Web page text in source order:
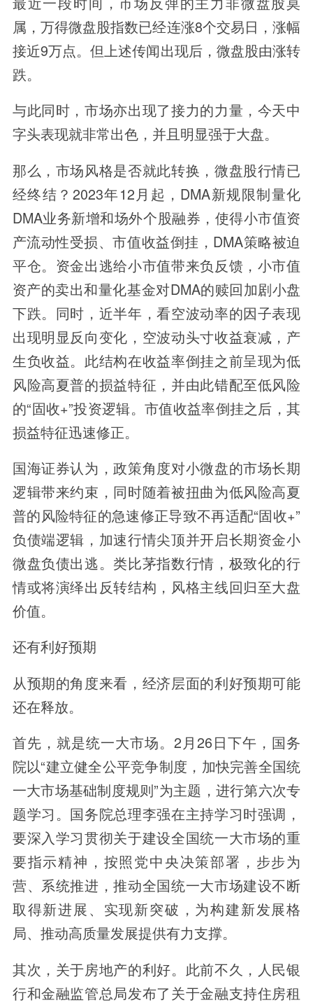
属，万得微盘股指数已经连涨8个交易日，涨幅
接近9万点。但上述传闻出现后，微盘股由涨转
跌。
与此同时，市场亦出现了接力的力量，今天中
字头表现就非常出色，并且明显强于大盘。
那么，市场风格是否就此转换，微盘股行情已
经终结？2023年12月起，DMA新规限制量化
DMA业务新增和场外个股融券，使得小市值资
产流动性受损、市值收益倒挂，DMA策略被迫
平仓。资金出逃给小市值带来负反馈，小市值
资产的卖出和量化基金对DMA的赎回加剧小盘
下跌。同时，近半年，看空波动率的因子表现
出现明显反向变化，空波动头寸收益衰减，产
生负收益。此结构在收益率倒挂之前呈现为低
风险高夏普的损益特征，并由此错配至低风险
的“固收+”投资逻辑。市值收益率倒挂之后，其
损益特征迅速修正。
国海证券认为，政策角度对小微盘的市场长期
逻辑带来约束，同时随着被扭曲为低风险高夏
普的风险特征的急速修正导致不再适配“固收+”
负债端逻辑，加速行情尖顶并开启长期资金小
微盘负债出逃。类比茅指数行情，极致化的行
情或将演绎出反转结构，风格主线回归至大盘
价值。
还有利好预期
从预期的角度来看，经济层面的利好预期可能
还在释放。
首先，就是统一大市场。2月26日下午，国务
院以“建立健全公平竞争制度，加快完善全国统
一大市场基础制度规则”为主题，进行第六次专
题学习。国务院总理李强在主持学习时强调，
要深入学习贯彻关于建设全国统一大市场的重
要指示精神，按照党中央决策部署，步步为
营、系统推进，推动全国统一大市场建设不断
取得新进展、实现新突破，为构建新发展格
局、推动高质量发展提供有力支撑。
其次，关于房地产的利好。此前不久，人民银
行和金融监管总局发布了关于金融支持住房租